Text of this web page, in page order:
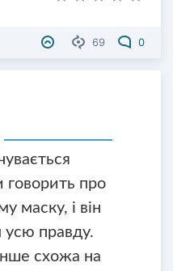
69 0
говорить про
маску, і він
усю правду.
схожа на